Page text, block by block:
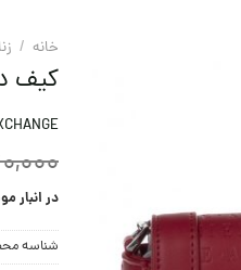
خانه /
کیف
در انبار
شناسه